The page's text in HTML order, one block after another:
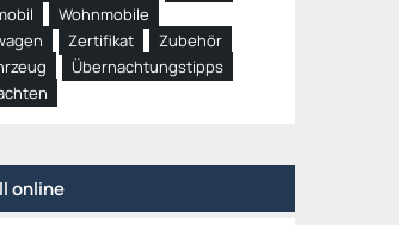
Wohnmobile
Zertifikat
Zubehör
Übernachtungstipps
online